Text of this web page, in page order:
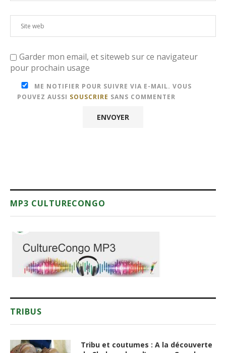
Garder mon email, et siteweb sur ce navigateur
pour prochain usage
ME NOTIFIER POUR SUIVRE VIA E-MAIL. VOUS
POUVEZ AUSSI SOUSCRIRE SANS COMMENTER
MP3 CULTURECONGO
TRIBUS
Tribu et coutumes : A la découverte